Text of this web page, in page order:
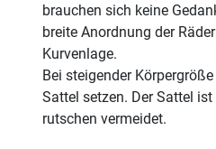
brauchen sich keine
breite Anordnung der
Kurvenlage.
Bei steigender
Sattel setzen. Der Sattel
rutschen vermeidet.